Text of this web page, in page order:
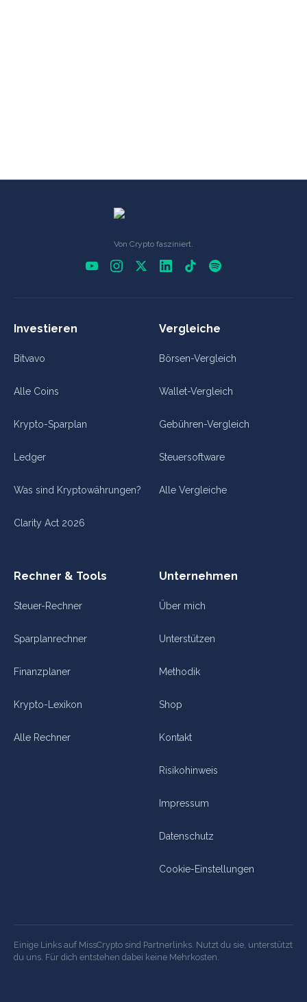
Von Crypto fasziniert.
Investieren
Bitvavo
Alle Coins
Krypto-Sparplan
Ledger
Was sind Kryptowährungen?
Clarity Act 2026
Vergleiche
Börsen-Vergleich
Wallet-Vergleich
Gebühren-Vergleich
Steuersoftware
Alle Vergleiche
Rechner & Tools
Steuer-Rechner
Sparplanrechner
Finanzplaner
Krypto-Lexikon
Alle Rechner
Unternehmen
Über mich
Unterstützen
Methodik
Shop
Kontakt
Risikohinweis
Impressum
Datenschutz
Cookie-Einstellungen
Einige Links auf MissCrypto sind Partnerlinks. Nutzt du sie, unterstützt
du uns. Für dich entstehen dabei keine Mehrkosten.